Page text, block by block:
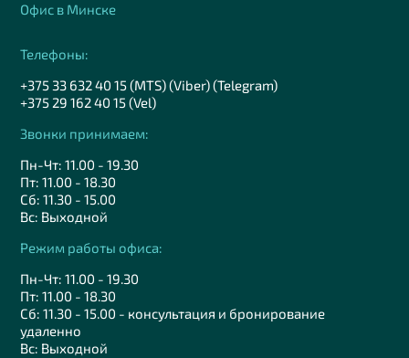
Офис в Минске
Телефоны:
+375 33 632 40 15 (MTS) (Viber) (Telegram)
+375 29 162 40 15 (Vel)
Звонки принимаем:
Пн-Чт: 11.00 - 19.30
Пт: 11.00 - 18.30
Сб: 11.30 - 15.00
Вс: Выходной
Режим работы офиса:
Пн-Чт: 11.00 - 19.30
Пт: 11.00 - 18.30
Сб: 11.30 - 15.00 - консультация и бронирование
удаленно
Вс: Выходной